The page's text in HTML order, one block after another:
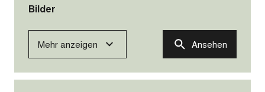
Mehr anzeigen Ansehen